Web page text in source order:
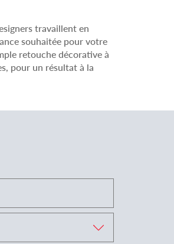
travaillent en
souhaitée pour votre
retouche décorative à
pour un résultat à la